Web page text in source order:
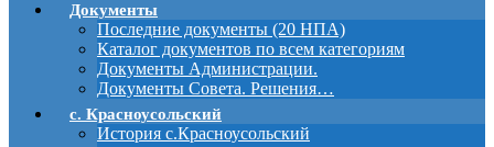
Документы
Последние документы (20 НПА)
Каталог документов по всем категориям
Документы Администрации.
Документы Совета. Решения…
с. Красноусольский
История с.Красноусольский